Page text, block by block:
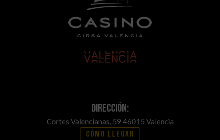
Dirección:
Cortes Valencianas, 59 46015 Valencia
Cómo llegar